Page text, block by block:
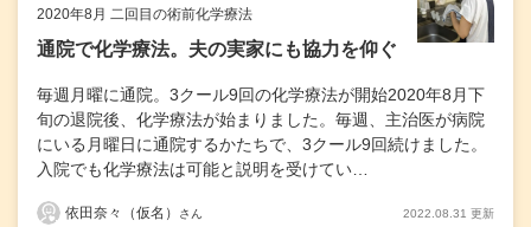
2020年8月 二回目の術前化学療法
通院で化学療法。夫の実家にも協力を仰ぐ
毎週月曜に通院。3クール9回の化学療法が開始2020年8月下
旬の退院後、化学療法が始まりました。毎週、主治医が病院
にいる月曜日に通院するかたちで、3クール9回続けました。
入院でも化学療法は可能と説明を受けてい…
依田奈々（仮名） さん 2022.08.31 更新